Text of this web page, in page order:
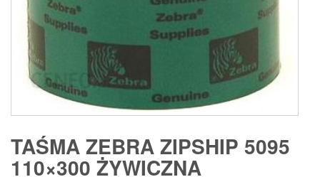
TAŚMA ZEBRA ZIPSHIP 5095
110×300 ŻYWICZNA